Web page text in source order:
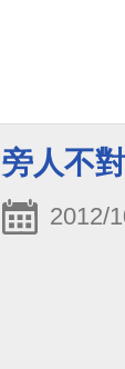
旁人不
2012/